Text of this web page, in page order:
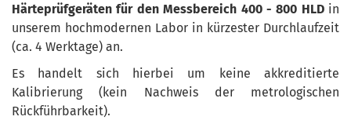
Härteprüfgeräten für den Messbereich 400 - 800 HLDin
unserem hochmodernen Labor in kürzester Durchlaufzeit
(ca. 4 Werktage) an.
Es handelt sich hierbei um keine akkreditierte
Kalibrierung (kein Nachweis der metrologischen
Rückführbarkeit).